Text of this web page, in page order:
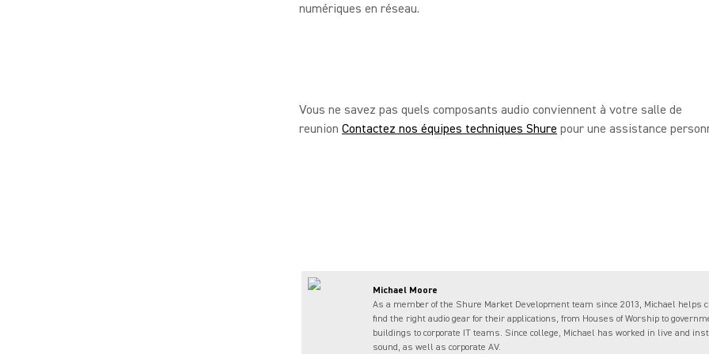
numériques en réseau.
Vous ne savez pas quels composants audio conviennent à votre salle de
reunion Contactez nos équipes techniques Shure pour une assistance
Michael Moore
As a member of the Shure Market Development team since 2013, Michael helps
find the right audio gear for their applications, from Houses of Worship to
buildings to corporate IT teams. Since college, Michael has worked in live and
sound, as well as corporate AV.